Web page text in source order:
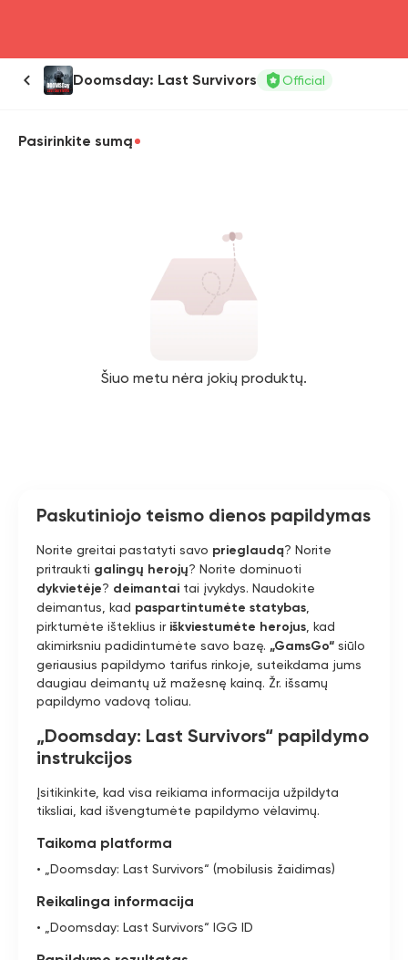
Doomsday: Last Survivors Official
Pasirinkite sumą
Šiuo metu nėra jokių produktų.
Paskutiniojo teismo dienos papildymas
Norite greitai pastatyti savo prieglaudą? Norite
pritraukti galingų herojų? Norite dominuoti
dykvietėje? deimantai tai įvykdys. Naudokite
deimantus, kad paspartintumėte statybas
pirktumėte išteklius ir iškviestumėte herojus , kad
akimirksniu padidintumėte savo bazę. „GamsGo“ siūlo
geriausius papildymo tarifus rinkoje, suteikdama jums
daugiau deimantų už mažesnę kainą. Žr. išsamų
papildymo vadovą toliau.
„Doomsday: Last Survivors“ papildymo
instrukcijos
Įsitikinkite, kad visa reikiama informacija užpildyta
tiksliai, kad išvengtumėte papildymo vėlavimų.
Taikoma platforma
• „Doomsday: Last Survivors“ (mobilusis žaidimas)
Reikalinga informacija
• „Doomsday: Last Survivors“ IGG ID